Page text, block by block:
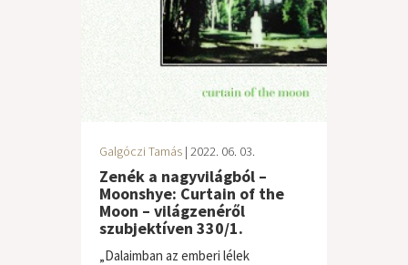
Galgóczi Tamás | 2022. 06. 03.
Zenék a nagyvilágból –
Moonshye: Curtain of the
Moon – világzenéről
szubjektíven 330/1.
„Dalaimban az emberi lélek